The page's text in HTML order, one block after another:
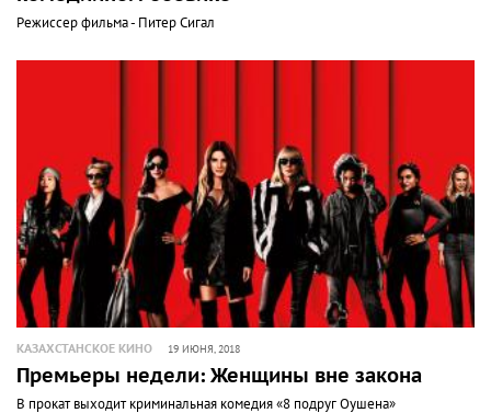
Режиссер фильма - Питер Сигал
КАЗАХСТАНСКОЕ КИНО 19 ИЮНЯ, 2018
Премьеры недели: Женщины вне закона
В прокат выходит криминальная комедия «8 подруг Оушена»